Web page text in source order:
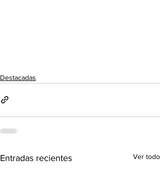
Destacadas
Entradas recientes Ver todo